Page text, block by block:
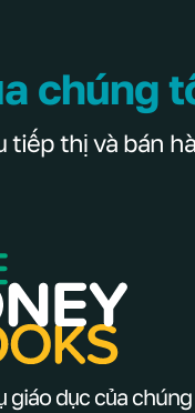
chúng
tiếp thị và bán
giáo dục của chúng